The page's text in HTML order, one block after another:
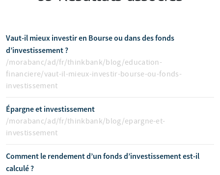
Vaut-il mieux investir en Bourse ou dans des fonds
d’investissement ?
/morabanc/ad/fr/thinkbank/blog/education-
financiere/vaut-il-mieux-investir-bourse-ou-fonds-
investissement
Épargne et investissement
/morabanc/ad/fr/thinkbank/blog/epargne-et-
investissement
Comment le rendement d’un fonds d’investissement est-il
calculé ?